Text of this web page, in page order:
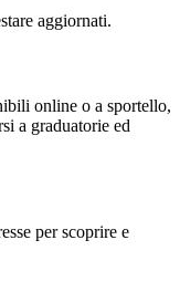
aggiornati.
online o a sportello,
a graduatorie ed
per scoprire e